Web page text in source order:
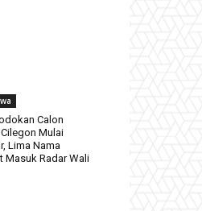
Calon
Mulai
Lima Nama
Masuk Radar Wali